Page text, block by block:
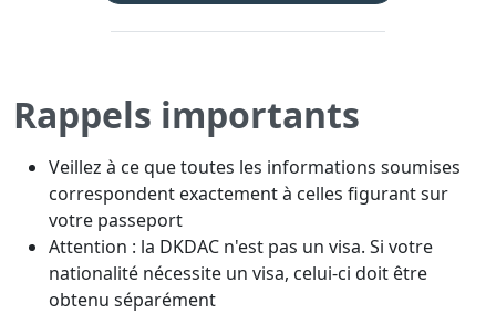
Rappels importants
Veillez à ce que toutes les informations soumises
correspondent exactement à celles figurant sur
votre passeport
Attention : la DKDAC n'est pas un visa. Si votre
nationalité nécessite un visa, celui-ci doit être
obtenu séparément